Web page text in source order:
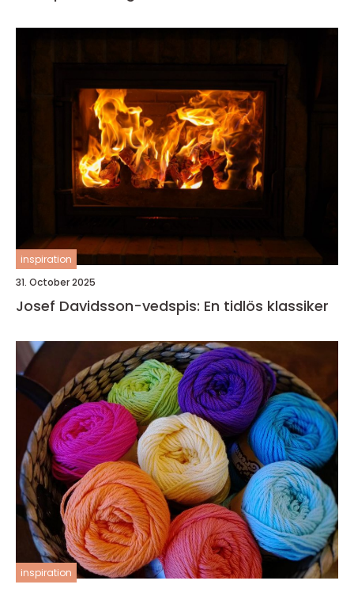
inspiration
31. October 2025
Josef Davidsson-vedspis: En tidlös klassiker
inspiration